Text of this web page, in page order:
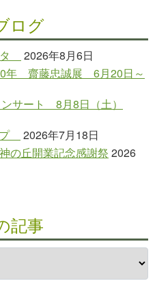
ログ
2026年8月6日
年 齋藤忠誠展 6月20日～
サート 8月8日（土）
2026年7月18日
の丘開業記念感謝祭 2026
記事